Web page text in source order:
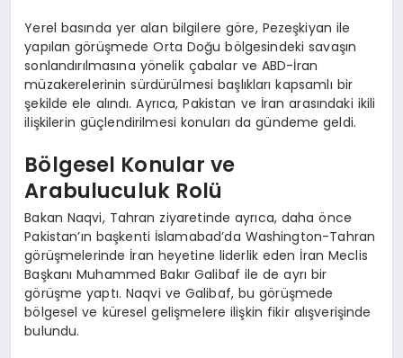
Yerel basında yer alan bilgilere göre, Pezeşkiyan ile
yapılan görüşmede Orta Doğu bölgesindeki savaşın
sonlandırılmasına yönelik çabalar ve ABD-İran
müzakerelerinin sürdürülmesi başlıkları kapsamlı bir
şekilde ele alındı. Ayrıca, Pakistan ve İran arasındaki ikili
ilişkilerin güçlendirilmesi konuları da gündeme geldi.
Bölgesel Konular ve
Arabuluculuk Rolü
Bakan Naqvi, Tahran ziyaretinde ayrıca, daha önce
Pakistan’ın başkenti İslamabad’da Washington-Tahran
görüşmelerinde İran heyetine liderlik eden İran Meclis
Başkanı Muhammed Bakır Galibaf ile de ayrı bir
görüşme yaptı. Naqvi ve Galibaf, bu görüşmede
bölgesel ve küresel gelişmelere ilişkin fikir alışverişinde
bulundu.